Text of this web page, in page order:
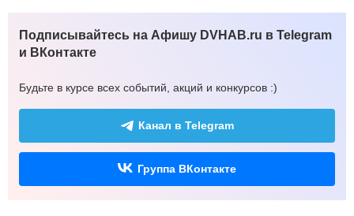
Подписывайтесь на Афишу DVHAB.ru в Telegram
и ВКонтакте
Будьте в курсе всех событий, акций и конкурсов :)
Канал в Telegram
Группа ВКонтакте